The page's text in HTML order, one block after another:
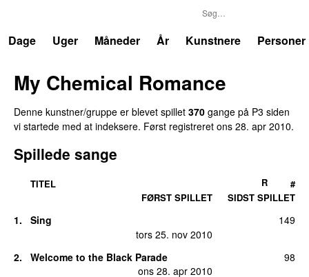
Dage
Uger Måneder År Kunstnere Personer
My Chemical Romance
Denne kunstner/gruppe er blevet spillet 370 gange på P3 siden
vi startede med at indeksere. Først registreret ons 28. apr 2010.
Spillede sange
TITEL
FØRST SPILLET
SIDST SPILLET
R #
1.
Sing
tors 25. nov 2010
149
2. Welcome to the Black Parade
ons 28. apr 2010
98